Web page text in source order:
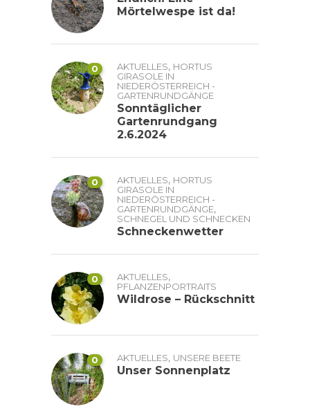
Mörtelwespe ist da!
0 AKTUELLES, HORTUS
GIRASOLE IN
NIEDERÖSTERREICH -
GARTENRUNDGÄNGE
Sonntäglicher
Gartenrundgang
2.6.2024
0 AKTUELLES, HORTUS
GIRASOLE IN
NIEDERÖSTERREICH -
GARTENRUNDGÄNGE,
SCHNEGEL UND SCHNECKEN
Schneckenwetter
0 AKTUELLES,
PFLANZENPORTRAITS
Wildrose – Rückschnitt
0 AKTUELLES, UNSERE BEETE
Unser Sonnenplatz